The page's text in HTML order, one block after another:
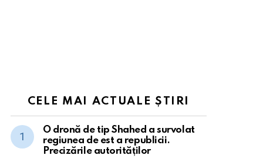
CELE MAI ACTUALE ȘTIRI
O dronă de tip Shahed a survolat
regiunea de est a republicii.
Precizările autorităților